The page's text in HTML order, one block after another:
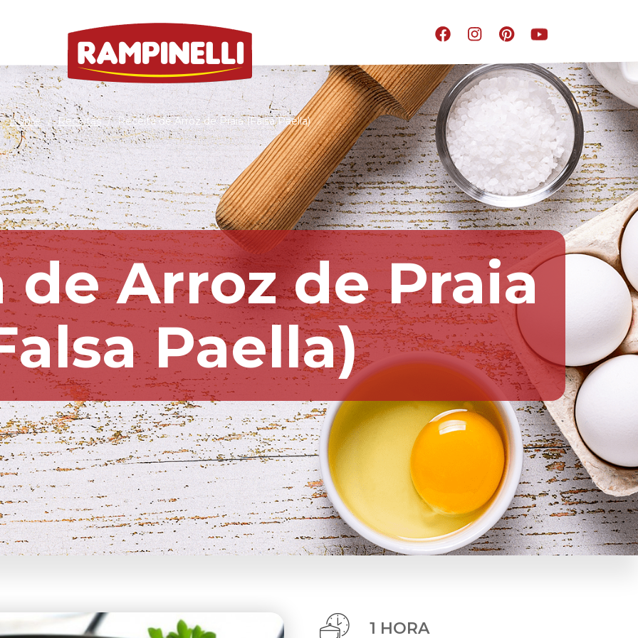
Home / Receitas / Receita de Arroz de Praia (Falsa Paella)
de Arroz de Praia
Paella)
1 HORA